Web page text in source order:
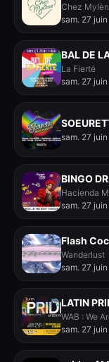
Chez
sam. 27 juin
BAL DE
La Fierté
sam. 27 juin
sam. 27 juin
Hacienda
sam. 27 juin
Flash
Wanderlust
sam. 27 juin
LATIN
WAB : We
sam. 27 juin